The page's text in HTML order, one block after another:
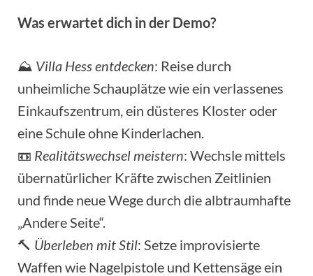
Was erwartet dich in der Demo?
⛰️ Villa Hess entdecken: Reise durch
unheimliche Schauplätze wie ein verlassenes
Einkaufszentrum, ein düsteres Kloster oder
eine Schule ohne Kinderlachen.
📼 Realitätswechsel meistern: Wechsle mittels
übernatürlicher Kräfte zwischen Zeitlinien
und finde neue Wege durch die albtraumhafte
„Andere Seite“.
🔨 Überleben mit Stil: Setze improvisierte
Waffen wie Nagelpistole und Kettensäge ein